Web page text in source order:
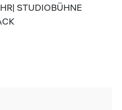
STUDIOBÜHNE